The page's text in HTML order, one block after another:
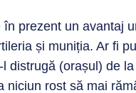
în prezent un avantaj
și muniția. Ar fi
distrugă (orașul) de
niciun rost să mai